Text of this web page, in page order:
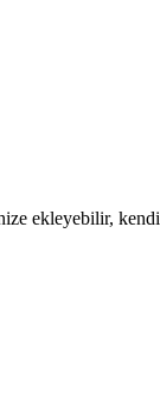
ekleyebilir,